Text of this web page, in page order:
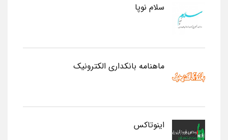
سلام نوپا
ماهنامه بانکداری الکترونیک
اینوتاکس